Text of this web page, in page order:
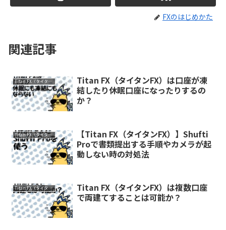
FXのはじめかた
関連記事
Titan FX（タイタンFX）
Titan FX（タイタンFX）は口座が凍
結したり休眠口座になったりするの
か？
Titan FX（タイタンFX）
【Titan FX（タイタンFX）】Shufti
Proで書類提出する手順やカメラが起
動しない時の対処法
Titan FX（タイタンFX）
Titan FX（タイタンFX）は複数口座
で両建てすることは可能か？